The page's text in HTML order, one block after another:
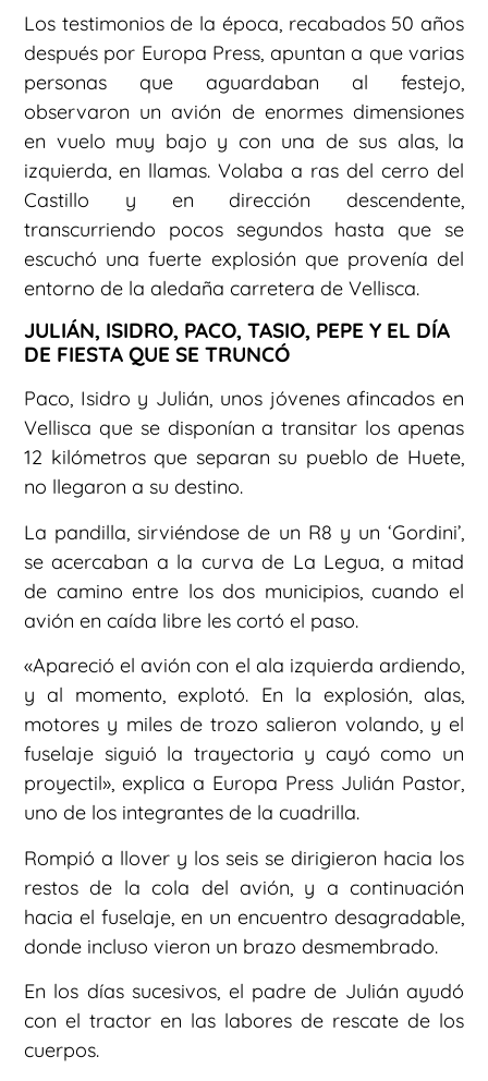
Los testimonios de la época, recabados 50 años
después por Europa Press, apuntan a que varias
personas que aguardaban al festejo,
observaron un avión de enormes dimensiones
en vuelo muy bajo y con una de sus alas, la
izquierda, en llamas. Volaba a ras del cerro del
Castillo y en dirección descendente,
transcurriendo pocos segundos hasta que se
escuchó una fuerte explosión que provenía del
entorno de la aledaña carretera de Vellisca.
JULIÁN, ISIDRO, PACO, TASIO, PEPE Y EL DÍA
DE FIESTA QUE SE TRUNCÓ
Paco, Isidro y Julián, unos jóvenes afincados en
Vellisca que se disponían a transitar los apenas
12 kilómetros que separan su pueblo de Huete,
no llegaron a su destino.
La pandilla, sirviéndose de un R8 y un ‘Gordini’,
se acercaban a la curva de La Legua, a mitad
de camino entre los dos municipios, cuando el
avión en caída libre les cortó el paso.
«Apareció el avión con el ala izquierda ardiendo,
y al momento, explotó. En la explosión, alas,
motores y miles de trozo salieron volando, y el
fuselaje siguió la trayectoria y cayó como un
proyectil», explica a Europa Press Julián Pastor,
uno de los integrantes de la cuadrilla.
Rompió a llover y los seis se dirigieron hacia los
restos de la cola del avión, y a continuación
hacia el fuselaje, en un encuentro desagradable,
donde incluso vieron un brazo desmembrado.
En los días sucesivos, el padre de Julián ayudó
con el tractor en las labores de rescate de los
cuerpos.